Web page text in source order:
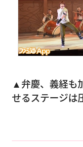
▲弁慶、義経も
せるステージは